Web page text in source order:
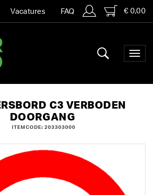
Vacatures FAQ € 0,00
C3 VERBODEN
DOORGANG
ITEMCODE: 203303000